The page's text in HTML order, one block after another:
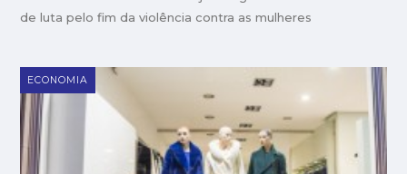
de luta pelo fim da violência contra as mulheres
ECONOMIA